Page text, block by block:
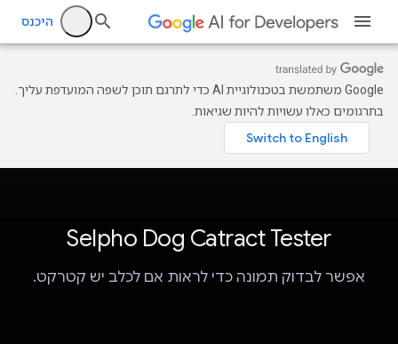
היכנס
‫Google משתמשת בטכנולוגיית AI כדי לתרגם תוכן לשפה המועדפת עליך.
בתרגומים כאלו עשויות להיות שגיאות.
Selpho Dog Catract Tester
אפשר לבדוק תמונה כדי לראות אם לכלב יש קטרקט.